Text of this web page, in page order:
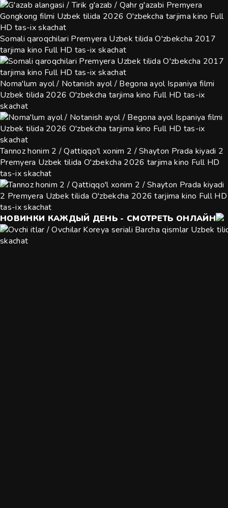
Somali qaroqchilari Premyera Uzbek tilida O'zbekcha 2017
tarjima kino Full HD tas-ix skachat
Noma'lum ayol / Notanish ayol / Begona ayol Ispaniya filmi
Uzbek tilida 2026 O'zbekcha tarjima kino Full HD tas-ix
skachat
Tannoz honim 2 / Qattiqqo'l xonim 2 / Shayton Prada kiyadi 2
Premyera Uzbek tilida O'zbekcha 2026 tarjima kino Full HD
tas-ix skachat
НОВИНКИ КАЖДЫЙ ДЕНЬ - СМОТРЕТЬ ОНЛАЙН